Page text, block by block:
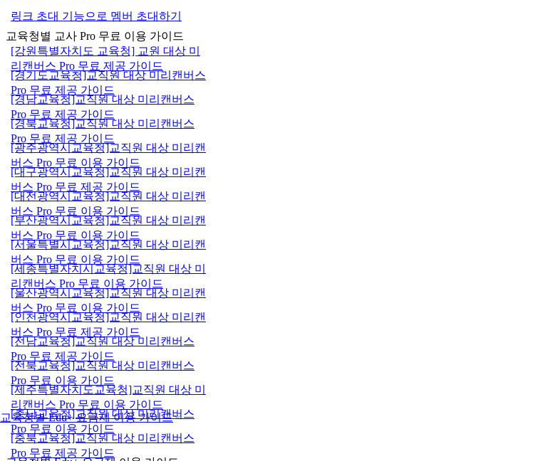
교육청별 Edu+ 요금제 이용 가이드
링크 초대 기능으로 멤버 초대하기
교육청별 교사 Pro 무료 이용 가이드
[강원특별자치도 교육청] 교원 대상 미
리캔버스 Pro 무료 제공 가이드
[경기도교육청]교직원 대상 미리캔버스
Pro 무료 제공 가이드
[경남교육청]교직원 대상 미리캔버스
Pro 무료 제공 가이드
[경북교육청]교직원 대상 미리캔버스
Pro 무료 제공 가이드
[광주광역시교육청]교직원 대상 미리캔
버스 Pro 무료 이용 가이드
[대구광역시교육청]교직원 대상 미리캔
버스 Pro 무료 제공 가이드
[대전광역시교육청]교직원 대상 미리캔
버스 Pro 무료 이용 가이드
[부산광역시교육청]교직원 대상 미리캔
버스 Pro 무료 이용 가이드
[서울특별시교육청]교직원 대상 미리캔
버스 Pro 무료 이용 가이드
[세종특별자치시교육청]교직원 대상 미
리캔버스 Pro 무료 이용 가이드
[울산광역시교육청]교직원 대상 미리캔
버스 Pro 무료 이용 가이드
[인천광역시교육청]교직원 대상 미리캔
버스 Pro 무료 제공 가이드
[전남교육청]교직원 대상 미리캔버스
Pro 무료 제공 가이드
[전북교육청]교직원 대상 미리캔버스
Pro 무료 이용 가이드
[제주특별자치도교육청]교직원 대상 미
리캔버스 Pro 무료 이용 가이드
[충남교육청]교직원 대상 미리캔버스
Pro 무료 이용 가이드
[충북교육청]교직원 대상 미리캔버스
Pro 무료 제공 가이드